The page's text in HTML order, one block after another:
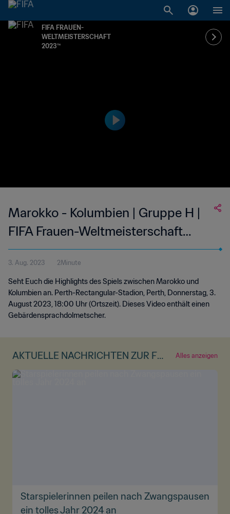
FIFA FRAUEN-
WELTMEISTERSCHAFT
2023™
Marokko - Kolumbien | Gruppe H |
FIFA Frauen-Weltmeisterschaft
Australien & Neuseeland 2023™ |
Highlights (Gebärdensprache)
3. Aug. 2023 2Minute
Seht Euch die Highlights des Spiels zwischen Marokko und
Kolumbien an. Perth-Rectangular-Stadion, Perth, Donnerstag, 3.
August 2023, 18:00 Uhr (Ortszeit). Dieses Video enthält einen
Gebärdensprachdolmetscher.
AKTUELLE NACHRICHTEN ZUR FR
AUEN-WM
Alles anzeigen
Starspielerinnen peilen nach Zwangspausen
ein tolles Jahr 2024 an